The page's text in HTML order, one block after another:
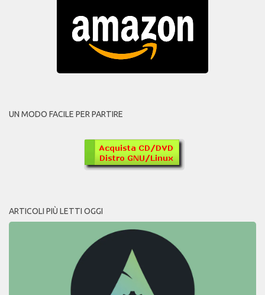
UN MODO FACILE PER PARTIRE
ARTICOLI PIÙ LETTI OGGI